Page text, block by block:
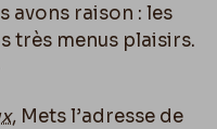
avons raison : les
très menus plaisirs.
, Mets l’adresse de